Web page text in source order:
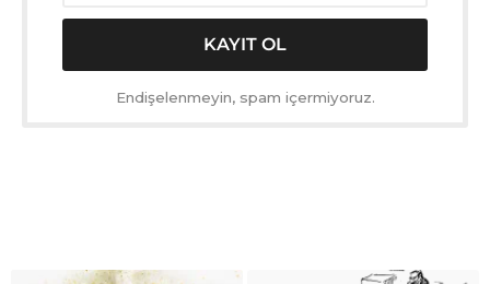
Endişelenmeyin, spam içermiyoruz.